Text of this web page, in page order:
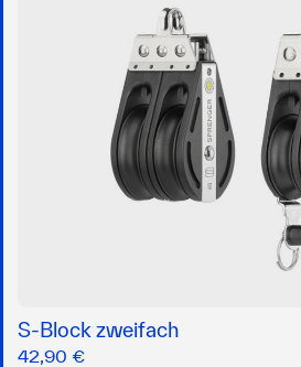
S-Block zweifach
42,90 €